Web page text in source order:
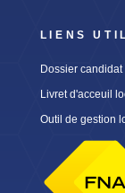
LIENS
Dossier
Livret d'acceuil
Outil de gestion